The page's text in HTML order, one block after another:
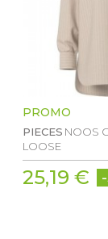
PROMO
PIECES NOOS
LOOSE
25,19 €